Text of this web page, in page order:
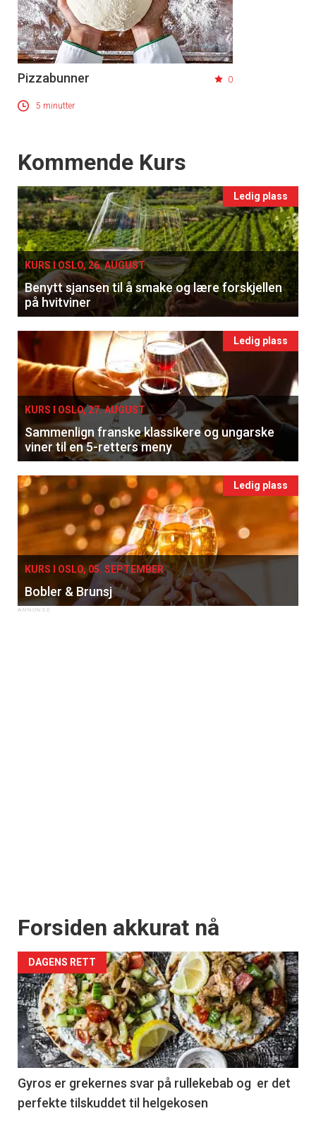
Apéritif
Vi tilbyr flere ukentlige nyhetsbrev. Du
kan fritt velge hvilke du ønsker å få
tilsendt.
Pizzabunner 0
5 minutter
Events
Kommende Kurs
Ledig plass
KURS I OSLO, 26. AUGUST
Benytt sjansen til å smake og lære forskjellen
på hvitviner
Ledig plass
KURS I OSLO, 27. AUGUST
Sammenlign franske klassikere og ungarske
viner til en 5-retters meny
Ledig plass
KURS I OSLO, 05. SEPTEMBER
Bobler & Brunsj
Forsiden akkurat nå
DAGENS RETT
Gyros er grekernes svar på rullekebab og er det
perfekte tilskuddet til helgekosen